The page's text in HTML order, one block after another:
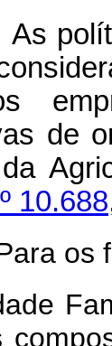
de
da
os